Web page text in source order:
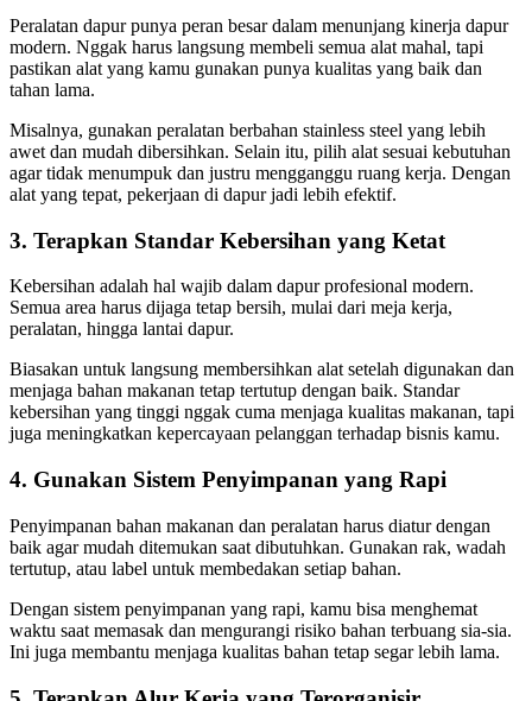
Peralatan dapur punya peran besar dalam menunjang kinerja dapur
modern. Nggak harus langsung membeli semua alat mahal, tapi
pastikan alat yang kamu gunakan punya kualitas yang baik dan
tahan lama.
Misalnya, gunakan peralatan berbahan stainless steel yang lebih
awet dan mudah dibersihkan. Selain itu, pilih alat sesuai kebutuhan
agar tidak menumpuk dan justru mengganggu ruang kerja. Dengan
alat yang tepat, pekerjaan di dapur jadi lebih efektif.
3. Terapkan Standar Kebersihan yang Ketat
Kebersihan adalah hal wajib dalam dapur profesional modern.
Semua area harus dijaga tetap bersih, mulai dari meja kerja,
peralatan, hingga lantai dapur.
Biasakan untuk langsung membersihkan alat setelah digunakan dan
menjaga bahan makanan tetap tertutup dengan baik. Standar
kebersihan yang tinggi nggak cuma menjaga kualitas makanan, tapi
juga meningkatkan kepercayaan pelanggan terhadap bisnis kamu.
4. Gunakan Sistem Penyimpanan yang Rapi
Penyimpanan bahan makanan dan peralatan harus diatur dengan
baik agar mudah ditemukan saat dibutuhkan. Gunakan rak, wadah
tertutup, atau label untuk membedakan setiap bahan.
Dengan sistem penyimpanan yang rapi, kamu bisa menghemat
waktu saat memasak dan mengurangi risiko bahan terbuang sia-sia.
Ini juga membantu menjaga kualitas bahan tetap segar lebih lama.